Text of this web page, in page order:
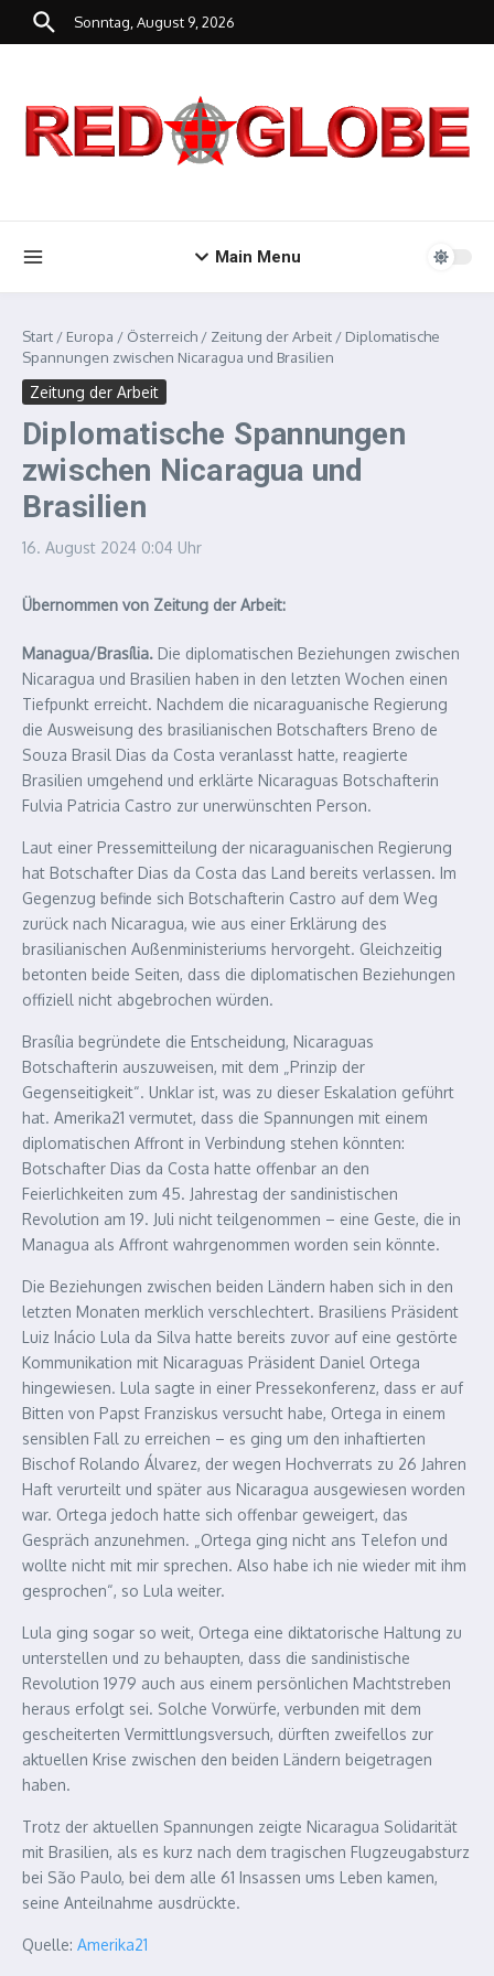
Zum Inhalt springen
Sonntag, August 9, 2026
Main Menu
Start / Europa / Österreich / Zeitung der Arbeit / Diplomatische
Spannungen zwischen Nicaragua und Brasilien
Zeitung der Arbeit
Diplomatische Spannungen
zwischen Nicaragua und
Brasilien
16. August 2024 0:04 Uhr
Übernommen von Zeitung der Arbeit:
Managua/Brasília. Die diplomatischen Beziehungen zwischen
Nicaragua und Brasilien haben in den letzten Wochen einen
Tiefpunkt erreicht. Nachdem die nicaraguanische Regierung
die Ausweisung des brasilianischen Botschafters Breno de
Souza Brasil Dias da Costa veranlasst hatte, reagierte
Brasilien umgehend und erklärte Nicaraguas Botschafterin
Fulvia Patricia Castro zur unerwünschten Person.
Laut einer Pressemitteilung der nicaraguanischen Regierung
hat Botschafter Dias da Costa das Land bereits verlassen. Im
Gegenzug befinde sich Botschafterin Castro auf dem Weg
zurück nach Nicaragua, wie aus einer Erklärung des
brasilianischen Außenministeriums hervorgeht. Gleichzeitig
betonten beide Seiten, dass die diplomatischen Beziehungen
offiziell nicht abgebrochen würden.
Brasília begründete die Entscheidung, Nicaraguas
Botschafterin auszuweisen, mit dem „Prinzip der
Gegenseitigkeit“. Unklar ist, was zu dieser Eskalation geführt
hat. Amerika21 vermutet, dass die Spannungen mit einem
diplomatischen Affront in Verbindung stehen könnten:
Botschafter Dias da Costa hatte offenbar an den
Feierlichkeiten zum 45. Jahrestag der sandinistischen
Revolution am 19. Juli nicht teilgenommen – eine Geste, die in
Managua als Affront wahrgenommen worden sein könnte.
Die Beziehungen zwischen beiden Ländern haben sich in den
letzten Monaten merklich verschlechtert. Brasiliens Präsident
Luiz Inácio Lula da Silva hatte bereits zuvor auf eine gestörte
Kommunikation mit Nicaraguas Präsident Daniel Ortega
hingewiesen. Lula sagte in einer Pressekonferenz, dass er auf
Bitten von Papst Franziskus versucht habe, Ortega in einem
sensiblen Fall zu erreichen – es ging um den inhaftierten
Bischof Rolando Álvarez, der wegen Hochverrats zu 26 Jahren
Haft verurteilt und später aus Nicaragua ausgewiesen worden
war. Ortega jedoch hatte sich offenbar geweigert, das
Gespräch anzunehmen. „Ortega ging nicht ans Telefon und
wollte nicht mit mir sprechen. Also habe ich nie wieder mit ihm
gesprochen“, so Lula weiter.
Lula ging sogar so weit, Ortega eine diktatorische Haltung zu
unterstellen und zu behaupten, dass die sandinistische
Revolution 1979 auch aus einem persönlichen Machtstreben
heraus erfolgt sei. Solche Vorwürfe, verbunden mit dem
gescheiterten Vermittlungsversuch, dürften zweifellos zur
aktuellen Krise zwischen den beiden Ländern beigetragen
haben.
Trotz der aktuellen Spannungen zeigte Nicaragua Solidarität
mit Brasilien, als es kurz nach dem tragischen Flugzeugabsturz
bei São Paulo, bei dem alle 61 Insassen ums Leben kamen,
seine Anteilnahme ausdrückte.
Quelle: Amerika21